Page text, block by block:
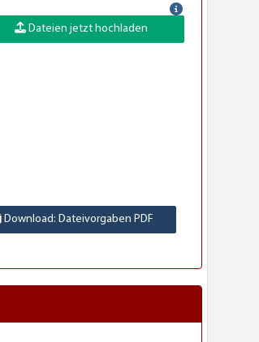
Dateien jetzt hochladen
Download: Dateivorgaben PDF